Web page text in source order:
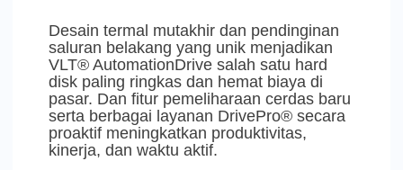
Desain termal mutakhir dan pendinginan
saluran belakang yang unik menjadikan
VLT® AutomationDrive salah satu hard
disk paling ringkas dan hemat biaya di
pasar. Dan fitur pemeliharaan cerdas baru
serta berbagai layanan DrivePro® secara
proaktif meningkatkan produktivitas,
kinerja, dan waktu aktif.